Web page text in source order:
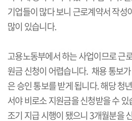
기업들이 많다 보니 근로계약서 작성
많이 있습니다.
고용노동부에서 하는 사업이므로 근
원금 신청이 어렵습니다. 채용 통보
은 승인 통보를 받게 됩니다. 해당 청
서야 비로소 지원금을 신청받을 수
조기 지급 시행이 됐으니 3개월분을